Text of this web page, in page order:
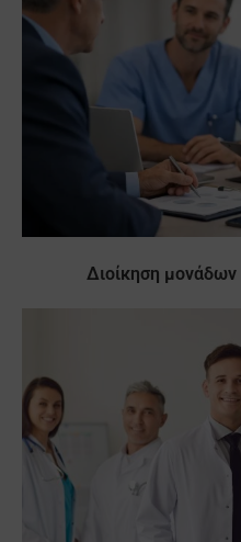
Διοίκηση μονάδων